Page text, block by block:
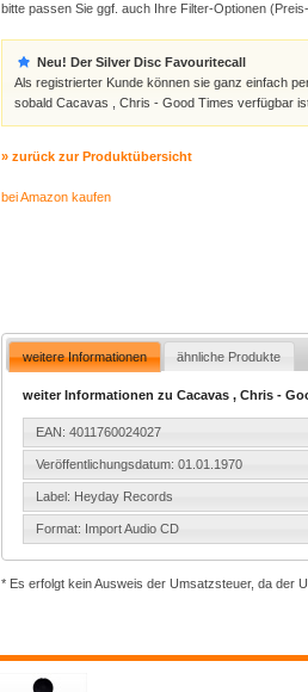
bitte passen Sie ggf. auch Ihre Filter-Optionen
Neu! Der Silver Disc Favouritecall
Als registrierter Kunde können sie ganz einfach
sobald Cacavas , Chris - Good Times verfügbar
» zurück zur Produktübersicht
bei Amazon kaufen
weitere Informationen ähnliche Produkte
weiter Informationen zu Cacavas , Chris -
EAN: 4011760024027
Veröffentlichungsdatum: 01.01.1970
Label: Heyday Records
Format: Import Audio CD
* Es erfolgt kein Ausweis der Umsatzsteuer, da der